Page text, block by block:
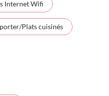
Internet Wifi
Plats cuisinés